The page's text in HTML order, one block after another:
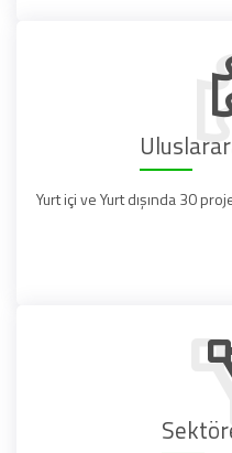
Yurt içi ve Yurt dışında 30